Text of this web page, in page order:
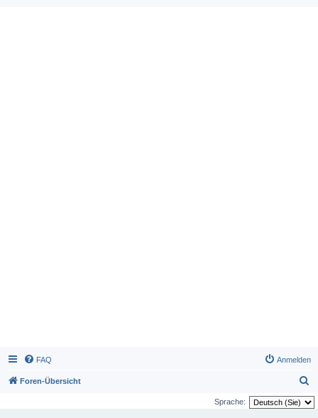
FAQ Anmelden
Foren-Übersicht
u
Sprache: